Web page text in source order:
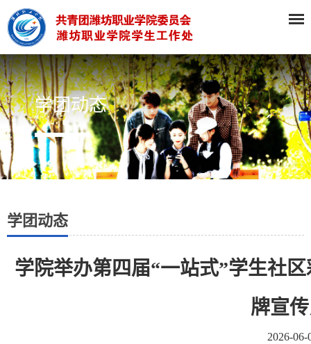
学团动态
学团动态
学院举办第四届“一站式”学生社
牌宣
2026-06-